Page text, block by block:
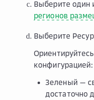
Выберите один
регионов
Выберите
конфигурацией:
Зеленый —
достаточно